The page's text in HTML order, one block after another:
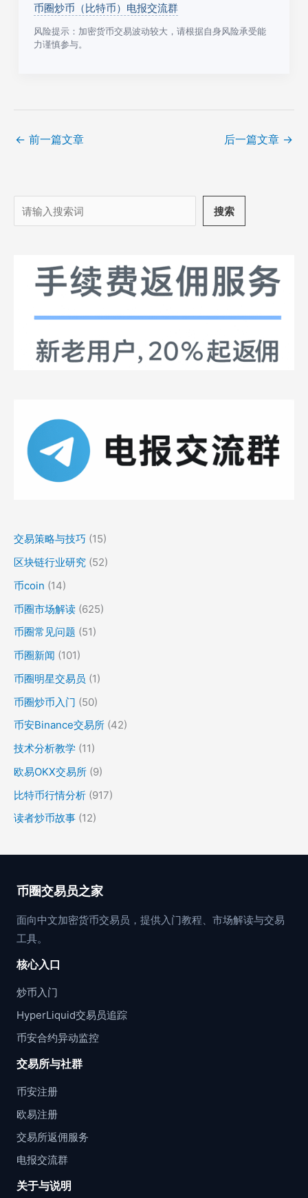
币圈炒币（比特币）电报交流群
风险提示：加密货币交易波动较大，请根据自身风险承受能
力谨慎参与。
← 前一篇文章 后一篇文章 →
搜
索
搜索
交易策略与技巧 (15)
区块链行业研究 (52)
币coin (14)
币圈市场解读 (625)
币圈常见问题 (51)
币圈新闻 (101)
币圈明星交易员 (1)
币圈炒币入门 (50)
币安Binance交易所 (42)
技术分析教学 (11)
欧易OKX交易所 (9)
比特币行情分析 (917)
读者炒币故事 (12)
币圈交易员之家
面向中文加密货币交易员，提供入门教程、市场解读与交易
工具。
核心入口
炒币入门
HyperLiquid交易员追踪
币安合约异动监控
交易所与社群
币安注册
欧易注册
交易所返佣服务
电报交流群
关于与说明